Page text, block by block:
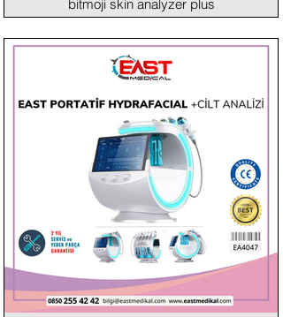
bitmoji skin analyzer plus